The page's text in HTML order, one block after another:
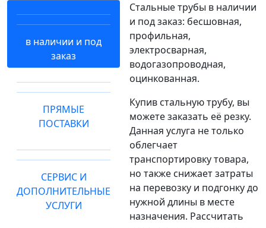
в наличии и под
заказ
ПРЯМЫЕ
ПОСТАВКИ
СЕРВИС И
ДОПОЛНИТЕЛЬНЫЕ
УСЛУГИ
Стальные трубы в наличии
и под заказ: бесшовная,
профильная,
электросварная,
водогазопроводная,
оцинкованная.
Купив стальную трубу, вы
можете заказать её резку.
Данная услуга не только
облегчает
транспортировку товара,
но также снижает затраты
на перевозку и подгонку до
нужной длины в месте
назначения. Рассчитать